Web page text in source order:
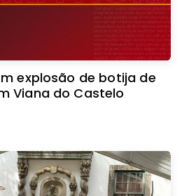
explosão de botija de
Viana do Castelo